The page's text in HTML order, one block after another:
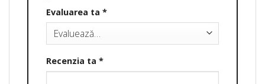
Evaluarea ta *
Recenzia ta *